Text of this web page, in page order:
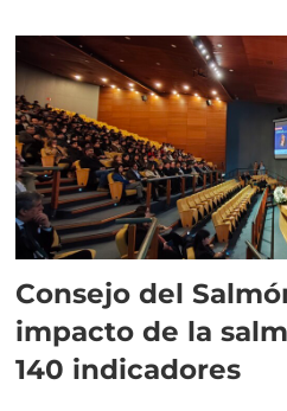
Consejo del
impacto de la
140 indicadores